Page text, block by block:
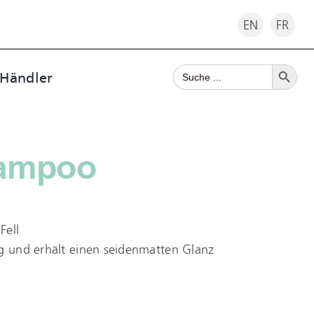
EN FR
Search
for:
Search Button
und erhält einen seidenmatten Glanz